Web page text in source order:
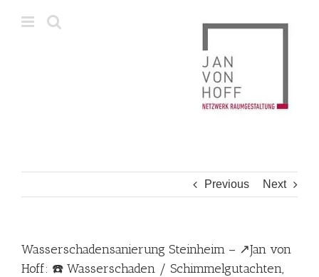
Previous Next
Wasserschadensanierung Steinheim – ↗️Jan von
Hoff: ☎️ Wasserschaden / Schimmelgutachten,